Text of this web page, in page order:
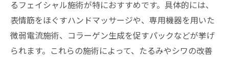
るフェイシャル施術が特におすすめです。具体的には、
表情筋をほぐすハンドマッサージや、専用機器を用いた
微弱電流施術、コラーゲン生成を促すパックなどが挙げ
られます。これらの施術によって、たるみやシワの改善